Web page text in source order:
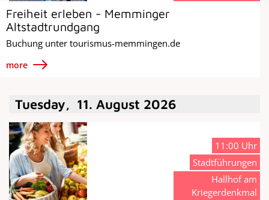
Freiheit erleben - Memminger
Altstadtrundgang
Buchung unter tourismus-memmingen.de
more
Tuesday, 11. August 2026
11:00 Uhr
Stadtführungen
Hallhof am
Kriegerdenkmal